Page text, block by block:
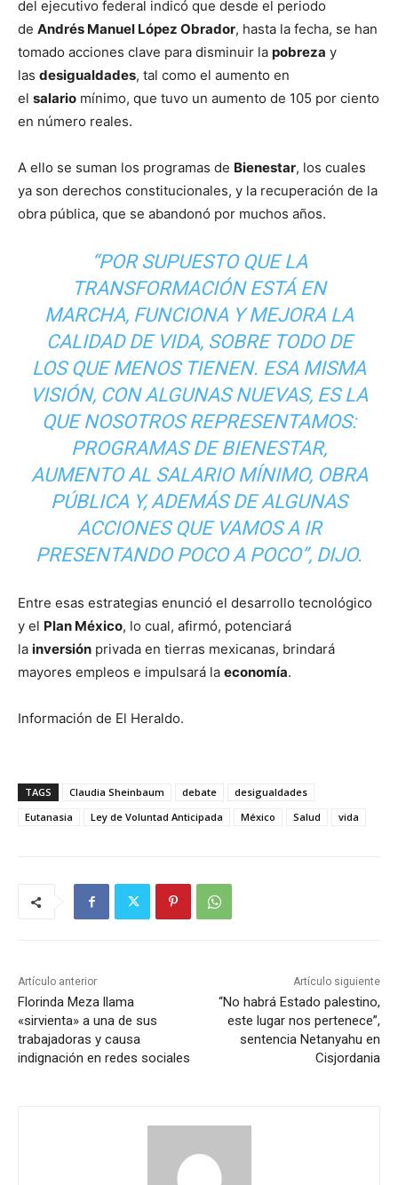
del ejecutivo federal indicó que desde el periodo
de Andrés Manuel López Obrador, hasta la fecha, se han
tomado acciones clave para disminuir la pobreza y
las desigualdades, tal como el aumento en
el salario mínimo, que tuvo un aumento de 105 por ciento
en número reales.
A ello se suman los programas de Bienestar, los cuales
ya son derechos constitucionales, y la recuperación de la
obra pública, que se abandonó por muchos años.
“POR SUPUESTO QUE LA
TRANSFORMACIÓN ESTÁ EN
MARCHA, FUNCIONA Y MEJORA LA
CALIDAD DE VIDA, SOBRE TODO DE
LOS QUE MENOS TIENEN. ESA MISMA
VISIÓN, CON ALGUNAS NUEVAS, ES LA
QUE NOSOTROS REPRESENTAMOS:
PROGRAMAS DE BIENESTAR,
AUMENTO AL SALARIO MÍNIMO, OBRA
PÚBLICA Y, ADEMÁS DE ALGUNAS
ACCIONES QUE VAMOS A IR
PRESENTANDO POCO A POCO”, DIJO.
Entre esas estrategias enunció el desarrollo tecnológico
y el Plan México, lo cual, afirmó, potenciará
la inversión privada en tierras mexicanas, brindará
mayores empleos e impulsará la economía.
Información de El Heraldo.
TAGS Claudia Sheinbaum debate
desigualdades
Eutanasia
Ley de Voluntad Anticipada México Salud vida
Artículo anterior
Florinda Meza llama
«sirvienta» a una de sus
trabajadoras y causa
indignación en redes sociales
Artículo siguiente
“No habrá Estado palestino,
este lugar nos pertenece”,
sentencia Netanyahu en
Cisjordania